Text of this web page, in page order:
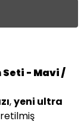
Seti - Mavi /
,yeni ultra